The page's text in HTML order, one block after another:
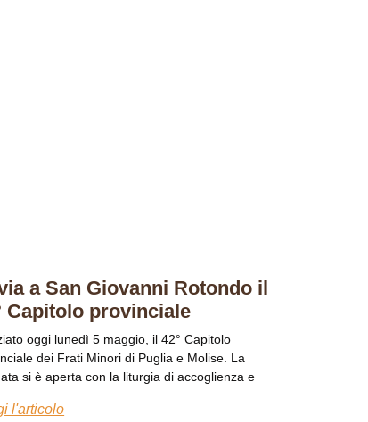
a San Giovanni Rotondo il
Capitolo provinciale
oggi lunedì 5 maggio, il 42° Capitolo
dei Frati Minori di Puglia e Molise. La
si è aperta con la liturgia di accoglienza e
l'articolo